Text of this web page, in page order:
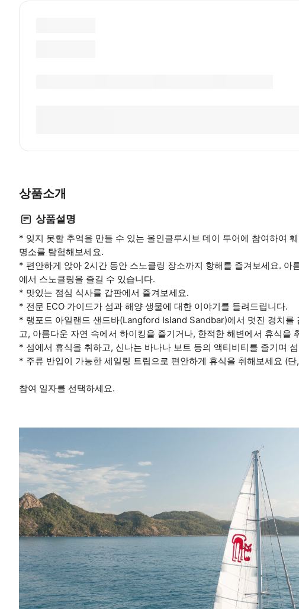
상품소개
상품설명
* 잊지 못할 추억을 만들 수 있는 올인클루시브 데이 투어에 참여하여
명소를 탐험해보세요.
* 편안하게 앉아 2시간 동안 스노클링 장소까지 항해를 즐겨보세요. 아
에서 스노클링을 즐길 수 있습니다.
* 맛있는 점심 식사를 갑판에서 즐겨보세요.
* 전문 ECO 가이드가 섬과 해양 생물에 대한 이야기를 들려드립니다.
* 랭포드 아일랜드 샌드바(Langford Island Sandbar)에서 멋진 경치를
고, 아름다운 자연 속에서 하이킹을 즐기거나, 한적한 해변에서 휴식을
* 섬에서 휴식을 취하고, 신나는 바나나 보트 등의 액티비티를 즐기며
* 주류 반입이 가능한 세일링 트립으로 편안하게 휴식을 취해보세요 (
참여 일자를 선택하세요.